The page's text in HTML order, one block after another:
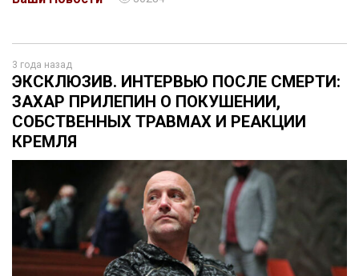
3 года назад
ЭКСКЛЮЗИВ. ИНТЕРВЬЮ ПОСЛЕ СМЕРТИ:
ЗАХАР ПРИЛЕПИН О ПОКУШЕНИИ,
СОБСТВЕННЫХ ТРАВМАХ И РЕАКЦИИ
КРЕМЛЯ